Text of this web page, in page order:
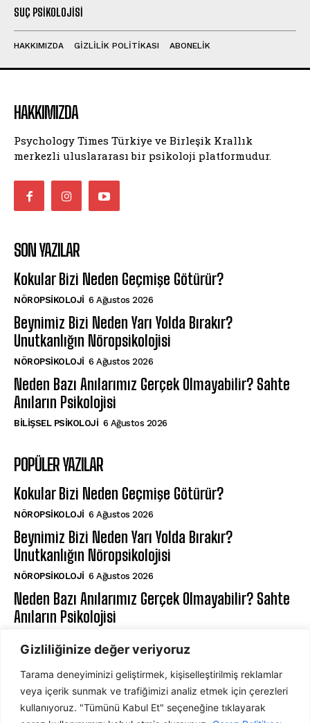
Gizliliğinize değer veriyoruz
Tarama deneyiminizi geliştirmek, kişiselleştirilmiş reklamlar
veya içerik sunmak ve trafiğimizi analiz etmek için çerezleri
kullanıyoruz. "Tümünü Kabul Et" seçeneğine tıklayarak
SUÇ PSIKOLOJISI
HAKKIMIZDA GIZLILIK POLITIKASI ABONELIK
HAKKIMIZDA
Psychology Times Türkiye ve Birleşik Krallık
merkezli uluslararası bir psikoloji platformudur.
SON YAZILAR
Kokular Bizi Neden Geçmişe Götürür?
NÖROPSIKOLOJI 6 Ağustos 2026
Beynimiz Bizi Neden Yarı Yolda Bırakır?
Unutkanlığın Nöropsikolojisi
NÖROPSIKOLOJI 6 Ağustos 2026
Neden Bazı Anılarımız Gerçek Olmayabilir? Sahte
Anıların Psikolojisi
BILIŞSEL PSIKOLOJI 6 Ağustos 2026
POPÜLER YAZILAR
Kokular Bizi Neden Geçmişe Götürür?
NÖROPSIKOLOJI 6 Ağustos 2026
Beynimiz Bizi Neden Yarı Yolda Bırakır?
Unutkanlığın Nöropsikolojisi
NÖROPSIKOLOJI 6 Ağustos 2026
Neden Bazı Anılarımız Gerçek Olmayabilir? Sahte
Anıların Psikolojisi
ABONE OL